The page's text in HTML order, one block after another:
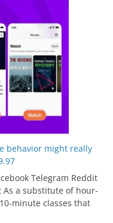
behavior might really
Telegram Reddit
As a substitute of hour-
minute classes that